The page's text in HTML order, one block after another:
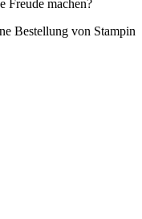
Freude machen?
Bestellung von Stampin